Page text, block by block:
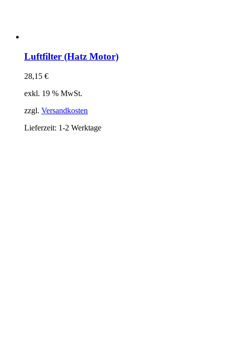
Luftfilter (Hatz Motor)
28,15 €
exkl. 19 % MwSt.
zzgl. Versandkosten
Lieferzeit: 1-2 Werktage